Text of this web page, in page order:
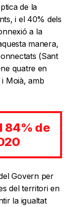
de la
i el 40% dels
a la
manera,
(Sant
quatre en
Moià, amb
84% de
Govern per
del territori en
la igualtat